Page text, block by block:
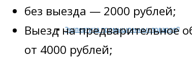
Экспертиза промышленных товаров
без выезда — 2000 рублей;
Выезд на предварительное
от 4000 рублей;